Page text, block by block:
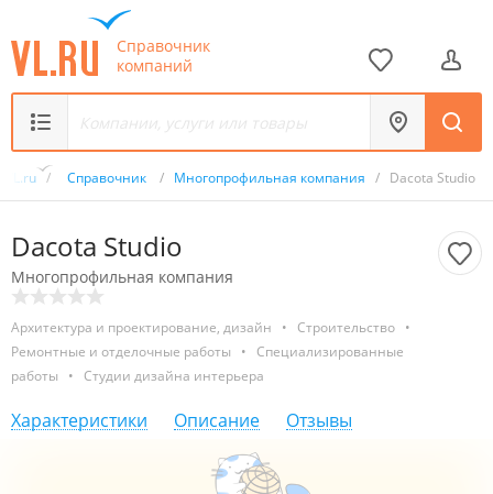
Справочник
компаний
VL.ru / Справочник / Многопрофильная компания / Dacota Studio
Dacota Studio
Многопрофильная компания
Архитектура и проектирование, дизайн • Строительство •
Ремонтные и отделочные работы
•
Специализированные
работы
• Студии дизайна интерьера
Характеристики Описание Отзывы